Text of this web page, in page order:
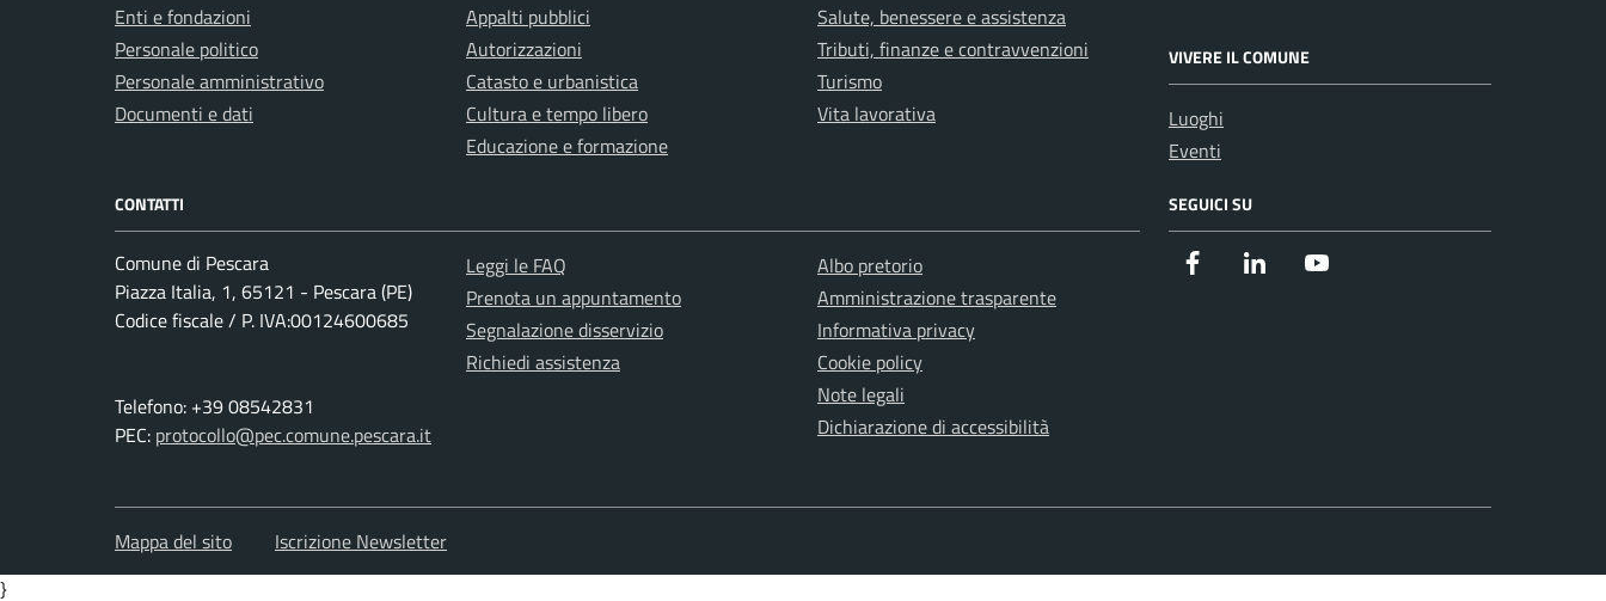
Enti e fondazioni
Personale politico
Personale amministrativo
Documenti e dati
Appalti pubblici
Autorizzazioni
Catasto e urbanistica
Cultura e tempo libero
Educazione e formazione
Salute, benessere e assistenza
Tributi, finanze e contravvenzioni
Turismo
Vita lavorativa
VIVERE IL COMUNE
Luoghi
Eventi
CONTATTI
Comune di Pescara
Piazza Italia, 1, 65121 - Pescara (PE)
Codice fiscale / P. IVA:00124600685
Telefono: +39 08542831
PEC: protocollo@pec.comune.pescara.it
Leggi le FAQ
Prenota un appuntamento
Segnalazione disservizio
Richiedi assistenza
Albo pretorio
Amministrazione trasparente
Informativa privacy
Cookie policy
Note legali
Dichiarazione di accessibilità
SEGUICI SU
Facebook Instagram
Mappa del sito
Iscrizione Newsletter
}